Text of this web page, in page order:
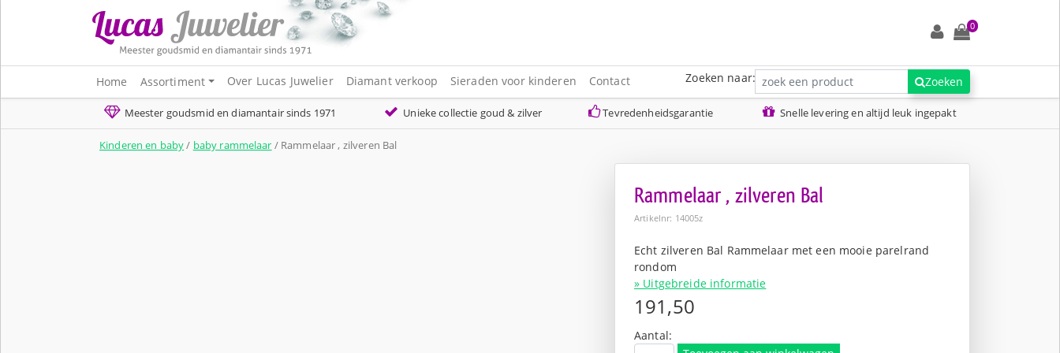
0
Home Assortiment Over Lucas Juwelier Diamant verkoop Sieraden voor kinderen Contact Zoeken naar: Zoeken
Meester goudsmid en diamantair sinds 1971 Unieke collectie goud & zilver Tevredenheidsgarantie Snelle levering en altijd leuk ingepakt
Kinderen en baby/ baby rammelaar / Rammelaar , zilveren Bal
Rammelaar , zilveren Bal
Artikelnr: 14005z
Echt zilveren Bal Rammelaar met een mooie parelrand
rondom
» Uitgebreide informatie
191,50
Aantal: